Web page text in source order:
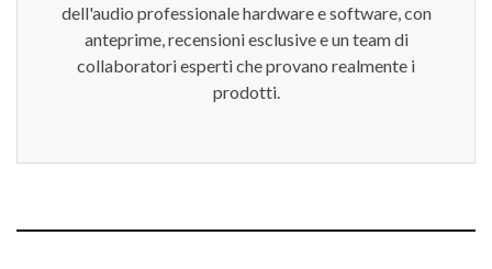
dell'audio professionale hardware e software, con
anteprime, recensioni esclusive e un team di
collaboratori esperti che provano realmente i
prodotti.